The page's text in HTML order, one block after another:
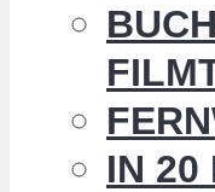
IN 20